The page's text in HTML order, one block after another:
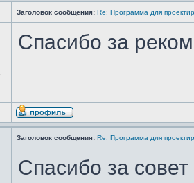
Заголовок сообщения: Re: Программа для
Спасибо за
Заголовок сообщения: Re: Программа для
Спасибо за совет